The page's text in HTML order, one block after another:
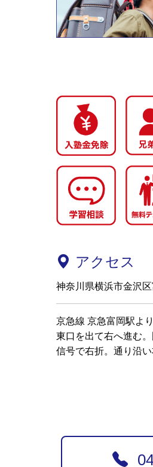
アクセス
神奈川県横浜市金沢
京急線 京急富岡駅よ
東口を出て右へ進む
信号で右折。通り沿い